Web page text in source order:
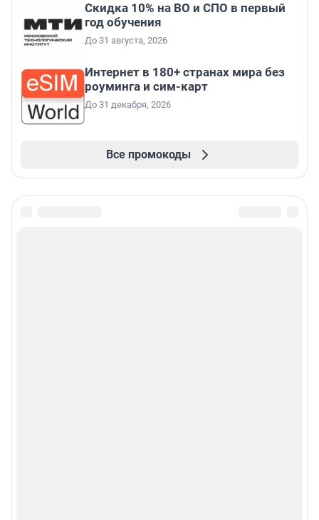
Скидка 10% на ВО и СПО в первый
год обучения
До 31 августа, 2026
Интернет в 180+ странах мира без
роуминга и сим-карт
До 31 декабря, 2026
Все промокоды